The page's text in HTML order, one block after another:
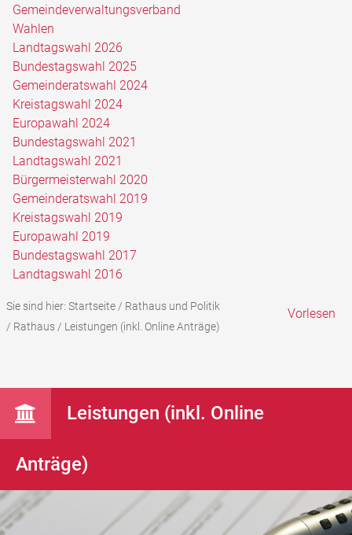
Gemeindeverwaltungsverband
Wahlen
Landtagswahl 2026
Bundestagswahl 2025
Gemeinderatswahl 2024
Kreistagswahl 2024
Europawahl 2024
Bundestagswahl 2021
Landtagswahl 2021
Bürgermeisterwahl 2020
Gemeinderatswahl 2019
Kreistagswahl 2019
Europawahl 2019
Bundestagswahl 2017
Landtagswahl 2016
Sie sind hier: Startseite/ Rathaus und Politik
/ Rathaus/ Leistungen (inkl. Online Anträge)
Vorlesen
Leistungen (inkl. Online
Anträge)